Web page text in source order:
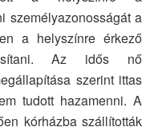
személyazonosságát a
a helyszínre érkező
Az idős nő
szerint ittas
tudott hazamenni. A
kórházba szállították